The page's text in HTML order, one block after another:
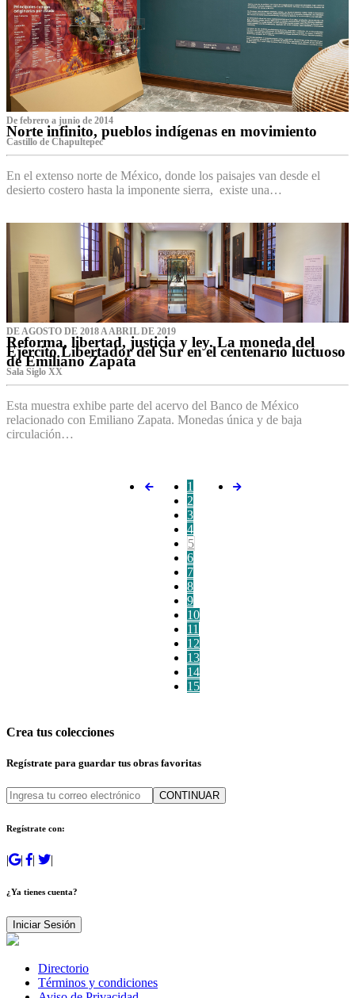
De febrero a junio de 2014
Norte infinito, pueblos indígenas en movimiento
Castillo de Chapultepec
En el extenso norte de México, donde los paisajes van desde el
desierto costero hasta la imponente sierra, existe una…
DE AGOSTO DE 2018 A ABRIL DE 2019
Reforma, libertad, justicia y ley. La moneda del
Ejército Libertador del Sur en el centenario luctuoso
de Emiliano Zapata
Sala Siglo XX
Esta muestra exhibe parte del acervo del Banco de México
relacionado con Emiliano Zapata. Monedas única y de baja
circulación…
1
2
3
4
5
6
7
8
9
10
11
12
13
14
15
Crea tus colecciones
Regístrate para guardar tus obras favoritas
CONTINUAR
Regístrate con:
| | | |
¿Ya tienes cuenta?
Iniciar Sesión
Directorio
Términos y condiciones